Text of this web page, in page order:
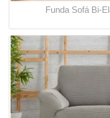
Funda Sofá Bi-